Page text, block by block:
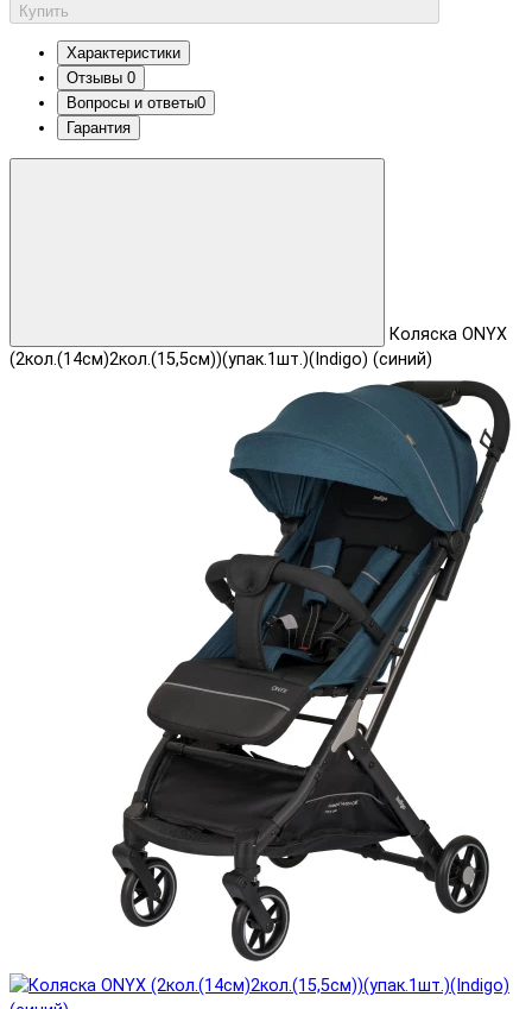
Купить
Характеристики
Отзывы 0
Вопросы и ответы0
Гарантия
Коляска ONYX
(2кол.(14см)2кол.(15,5см))(упак.1шт.)(Indigo) (синий)